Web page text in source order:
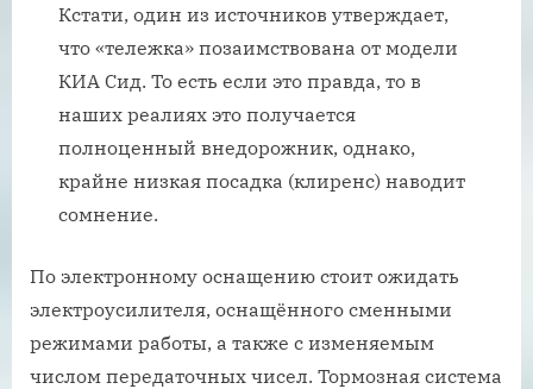
Кстати, один из источников утверждает,
что «тележка» позаимствована от модели
КИА Сид. То есть если это правда, то в
наших реалиях это получается
полноценный внедорожник, однако,
крайне низкая посадка (клиренс) наводит
сомнение.
По электронному оснащению стоит ожидать
электроусилителя, оснащённого сменными
режимами работы, а также с изменяемым
числом передаточных чисел. Тормозная система